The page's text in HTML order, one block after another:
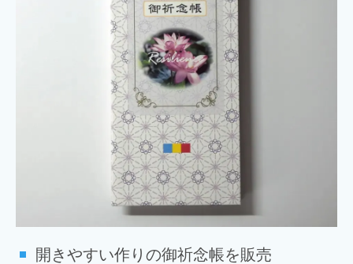
開きやすい作りの御祈念帳を販売